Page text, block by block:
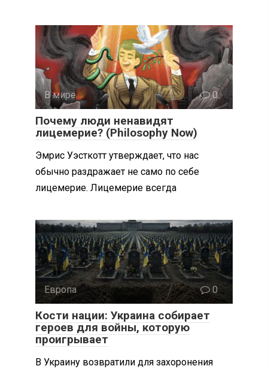
В мире 0
Почему люди ненавидят
лицемерие? (Philosophy Now)
Эмрис Уэсткотт утверждает, что нас
обычно раздражает не само по себе
лицемерие. Лицемерие всегда
Европа 0
Кости нации: Украина собирает
героев для войны, которую
проигрывает
В Украину возвратили для захоронения